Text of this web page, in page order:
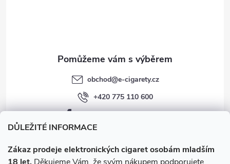
DŮLEŽITÉ INFORMACE
Zákaz prodeje elektronických cigaret osobám mladším
obchod@e-cigarety.cz
+420 775 110 600
facebook.com/e-cigarety.cz